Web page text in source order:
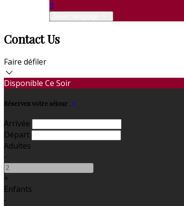
it
Contact Us
Faire défiler
Disponible Ce Soir
Réservez votre séjour
Arrivée
Départ
Adultes
-
+
Enfants
-